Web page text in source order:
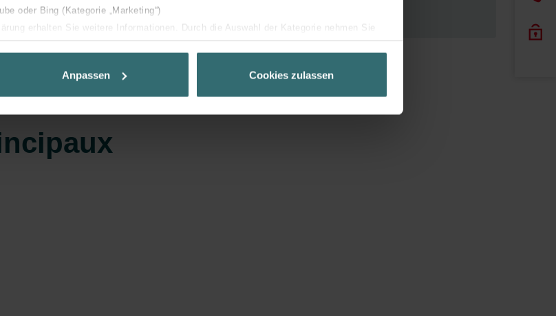
oder Bing (Kategorie „Marketing“)
erhalten Sie weitere Informationen. Durch die Auswahl der Kategorie nehmen Sie
Nutzererfahrung zu ermöglichen und Ihnen maßgeschneiderte Informationen
stellen. Alle Einwilligungen können Sie selbstverständlich über einen Link in der
Anpassen Cookies zulassen
savoir plus